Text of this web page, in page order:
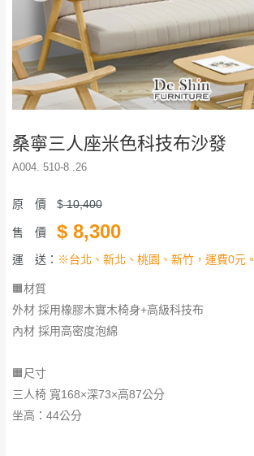
桑寧三人座米色科技布沙發
A004. 510-8 .26
原 價 $10,400
售 價 $ 8,300
運 送： ※台北、新北、桃園、新竹，運費0元。
🟧材質
外材 採用橡膠木實木椅身+高級科技布
內材 採用高密度泡綿
🟧尺寸
三人椅 寬168×深73×高87公分
​​​​​​​坐高：44公分